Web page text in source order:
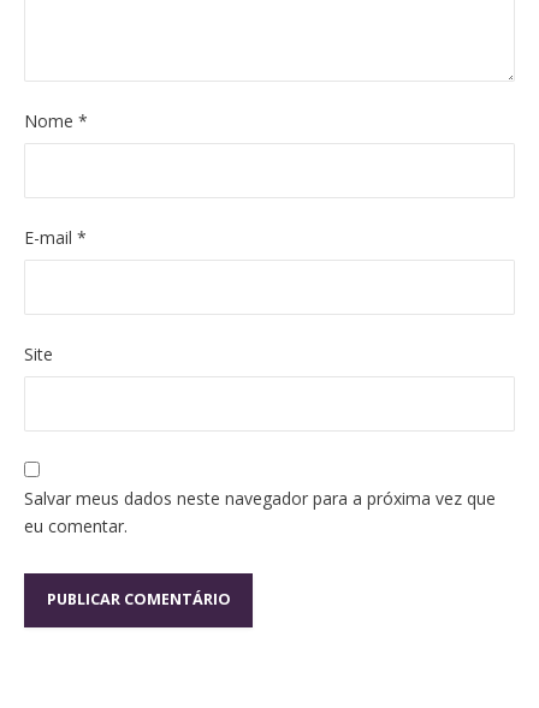
Nome *
E-mail *
Site
Salvar meus dados neste navegador para a próxima vez que
eu comentar.